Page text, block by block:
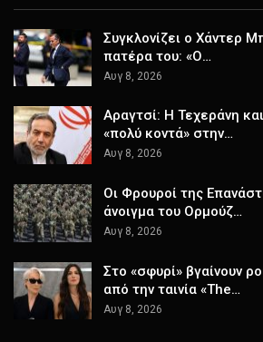
Συγκλονίζει ο Χάντερ
πατέρα του: «Ο…
Αυγ 8, 2026
Αραγτσί: Η Τεχεράνη
«πολύ κοντά» στην…
Αυγ 8, 2026
Οι Φρουροί της
άνοιγμα του Ορμούζ…
Αυγ 8, 2026
Στο «σφυρί» βγαίνουν
από την ταινία «The…
Αυγ 8, 2026